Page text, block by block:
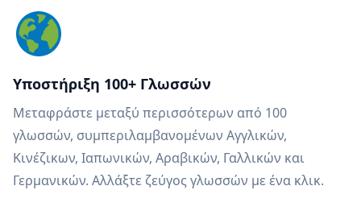
Υποστήριξη 100+ Γλωσσών
Μεταφράστε μεταξύ περισσότερων από 100
γλωσσών, συμπεριλαμβανομένων Αγγλικών,
Κινέζικων, Ιαπωνικών, Αραβικών, Γαλλικών και
Γερμανικών. Αλλάξτε ζεύγος γλωσσών με ένα κλικ.